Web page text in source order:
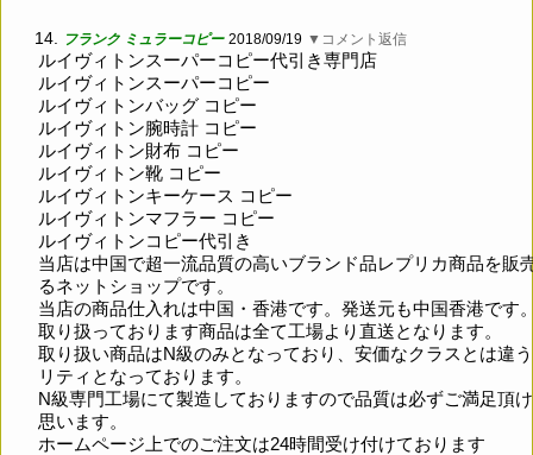
14. フランク ミュラーコピー 2018/09/19 ▼コメント返信
ルイヴィトンスーパーコピー代引き専門店
ルイヴィトンスーパーコピー
ルイヴィトンバッグ コピー
ルイヴィトン腕時計 コピー
ルイヴィトン財布 コピー
ルイヴィトン靴 コピー
ルイヴィトンキーケース コピー
ルイヴィトンマフラー コピー
ルイヴィトンコピー代引き
当店は中国で超一流品質の高いブランド品レプリカ商品を販
るネットショップです。
当店の商品仕入れは中国・香港です。発送元も中国香港です
取り扱っております商品は全て工場より直送となります。
取り扱い商品はN級のみとなっており、安価なクラスとは違
リティとなっております。
N級専門工場にて製造しておりますので品質は必ずご満足頂
思います。
ホームページ上でのご注文は24時間受け付けております